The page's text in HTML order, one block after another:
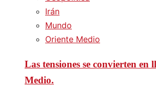
Irán
Mundo
Oriente Medio
Las tensiones se convierten en
Medio.